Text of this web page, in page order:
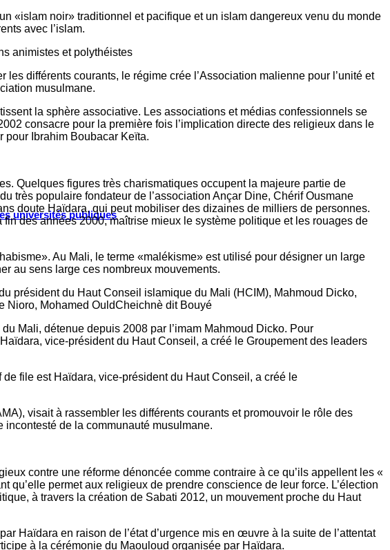
universités publiques
«islam noir» traditionnel et pacifique et un islam dangereux venu du monde
avec l’islam.
animistes et polythéistes
différents courants, le régime crée l’Association malienne pour l’unité et
musulmane.
la sphère associative. Les associations et médias confessionnels se
consacre pour la première fois l’implication directe des religieux dans le
pour Ibrahim Boubacar Keïta.
Quelques figures très charismatiques occupent la majeure partie de
très populaire fondateur de l’association Ançar Dine, Chérif Ousmane
doute Haïdara, qui peut mobiliser des dizaines de milliers de personnes.
des années 2000, maîtrise mieux le système politique et les rouages de
Au Mali, le terme «malékisme» est utilisé pour désigner un large
au sens large ces nombreux mouvements.
président du Haut Conseil islamique du Mali (HCIM), Mahmoud Dicko,
Nioro, Mohamed OuldCheichnè dit Bouyé
Mali, détenue depuis 2008 par l’imam Mahmoud Dicko. Pour
vice-président du Haut Conseil, a créé le Groupement des leaders
file est Haïdara, vice-président du Haut Conseil, a créé le
visait à rassembler les différents courants et promouvoir le rôle des
incontesté de la communauté musulmane.
contre une réforme dénoncée comme contraire à ce qu’ils appellent les «
permet aux religieux de prendre conscience de leur force. L’élection
à travers la création de Sabati 2012, un mouvement proche du Haut
Haïdara en raison de l’état d’urgence mis en œuvre à la suite de l’attentat
à la cérémonie du Maouloud organisée par Haïdara.